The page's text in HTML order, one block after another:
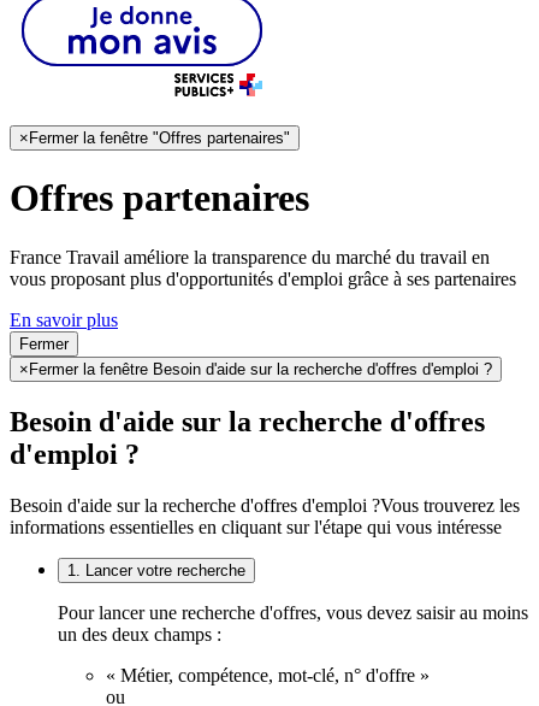
× Fermer la fenêtre "Offres partenaires"
Offres partenaires
France Travail améliore la transparence du marché du travail en
vous proposant plus d'opportunités d'emploi grâce à ses partenaires
En savoir plus
Fermer
× Fermer la fenêtre Besoin d'aide sur la recherche d'offres d'emploi ?
Besoin d'aide sur la recherche d'offres
d'emploi ?
Besoin d'aide sur la recherche d'offres d'emploi ?Vous trouverez les
informations essentielles en cliquant sur l'étape qui vous intéresse
1. Lancer votre recherche
Pour lancer une recherche d'offres, vous devez saisir au moins
un des deux champs :
« Métier, compétence, mot-clé, n° d'offre »
ou